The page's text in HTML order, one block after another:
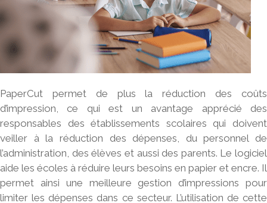
PaperCut permet de plus la réduction des coûts
d’impression, ce qui est un avantage apprécié des
responsables des établissements scolaires qui doivent
veiller à la réduction des dépenses, du personnel de
l’administration, des élèves et aussi des parents. Le logiciel
aide les écoles à réduire leurs besoins en papier et encre. Il
permet ainsi une meilleure gestion d’impressions pour
limiter les dépenses dans ce secteur. L’utilisation de cette